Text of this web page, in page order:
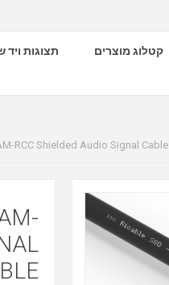
קטלוג מוצרים תצוגות ויד
RCC Shielded Audio Signal Cable